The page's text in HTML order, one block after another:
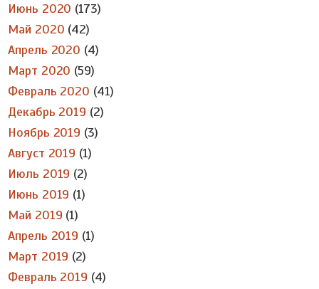
Июнь 2020 (173)
Май 2020 (42)
Апрель 2020 (4)
Март 2020 (59)
Февраль 2020 (41)
Декабрь 2019 (2)
Ноябрь 2019 (3)
Август 2019 (1)
Июль 2019 (2)
Июнь 2019 (1)
Май 2019 (1)
Апрель 2019 (1)
Март 2019 (2)
Февраль 2019 (4)